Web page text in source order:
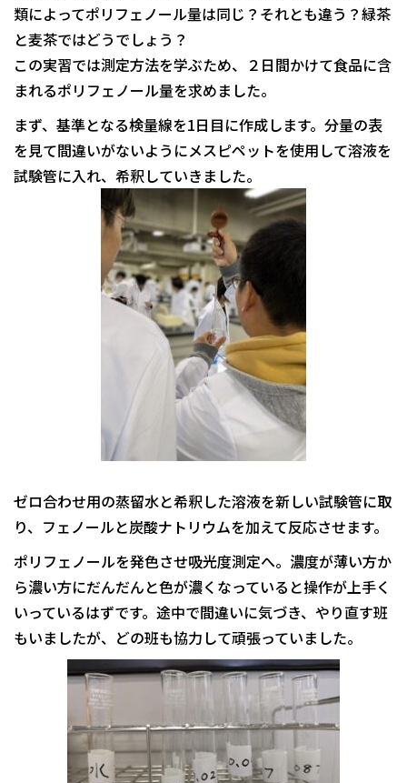
類によってポリフェノール量は同じ？それとも違う？緑茶
と麦茶ではどうでしょう？
この実習では測定方法を学ぶため、２日間かけて食品に含
まれるポリフェノール量を求めました。
まず、基準となる検量線を1日目に作成します。分量の表
を見て間違いがないようにメスピペットを使用して溶液を
試験管に入れ、希釈していきました。
ゼロ合わせ用の蒸留水と希釈した溶液を新しい試験管に取
り、フェノールと炭酸ナトリウムを加えて反応させます。
ポリフェノールを発色させ吸光度測定へ。濃度が薄い方か
ら濃い方にだんだんと色が濃くなっていると操作が上手く
いっているはずです。途中で間違いに気づき、やり直す班
もいましたが、どの班も協力して頑張っていました。